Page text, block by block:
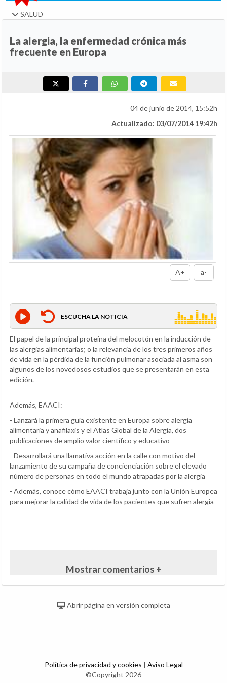
SALUD
La alergia, la enfermedad crónica más
frecuente en Europa
04 de junio de 2014, 15:52h
Actualizado: 03/07/2014 19:42h
A+ a-
ESCUCHA LA NOTICIA
El papel de la principal proteína del melocotón en la inducción de
las alergias alimentarias; o la relevancia de los tres primeros años
de vida en la pérdida de la función pulmonar asociada al asma son
algunos de los novedosos estudios que se presentarán en esta
edición.
Además, EAACI:
- Lanzará la primera guía existente en Europa sobre alergia
alimentaria y anafilaxis y el Atlas Global de la Alergia, dos
publicaciones de amplio valor científico y educativo
- Desarrollará una llamativa acción en la calle con motivo del
lanzamiento de su campaña de concienciación sobre el elevado
número de personas en todo el mundo atrapadas por la alergia
- Además, conoce cómo EAACI trabaja junto con la Unión Europea
para mejorar la calidad de vida de los pacientes que sufren alergia
Mostrar comentarios +
Abrir página en versión completa
Política de privacidad y cookies | Aviso Legal
©Copyright 2026